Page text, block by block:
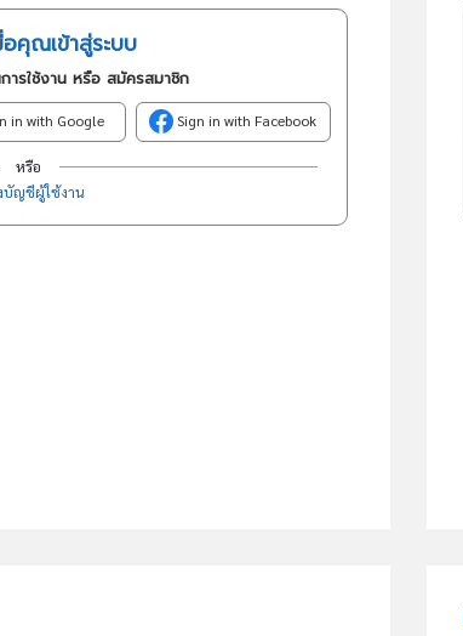
คุณเข้าสู่ระบบ
ารใช้งาน หรือ สมัครสมาชิก
in with Google Sign in with Facebook
หรือ
บัญชีผู้ใช้งาน